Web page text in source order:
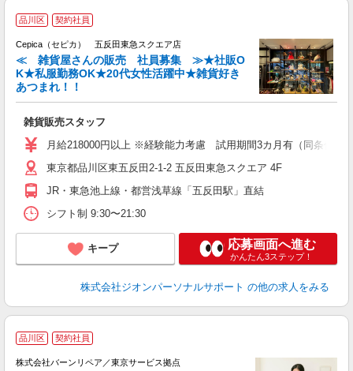
品川区 契約社員
Cepica（セピカ） 五反田東急スクエア店
≪ 雑貨屋さんの販売 社員募集 ≫★社販O
K★私服勤務OK★20代女性活躍中★雑貨好き
あつまれ！！
雑貨販売スタッフ
月給218000円以上 ※経験能力考慮 試用期間3カ月有（同
東京都品川区東五反田2-1-2 五反田東急スクエア 4F
JR・東急池上線・都営浅草線「五反田駅」直結
シフト制 9:30〜21:30
キープ 応募画面へ進む
かんたん3ステップ！
株式会社ジオンパーソナルサポート の他の求人をみる
品川区 契約社員
株式会社バーンリペア／東京サービス拠点